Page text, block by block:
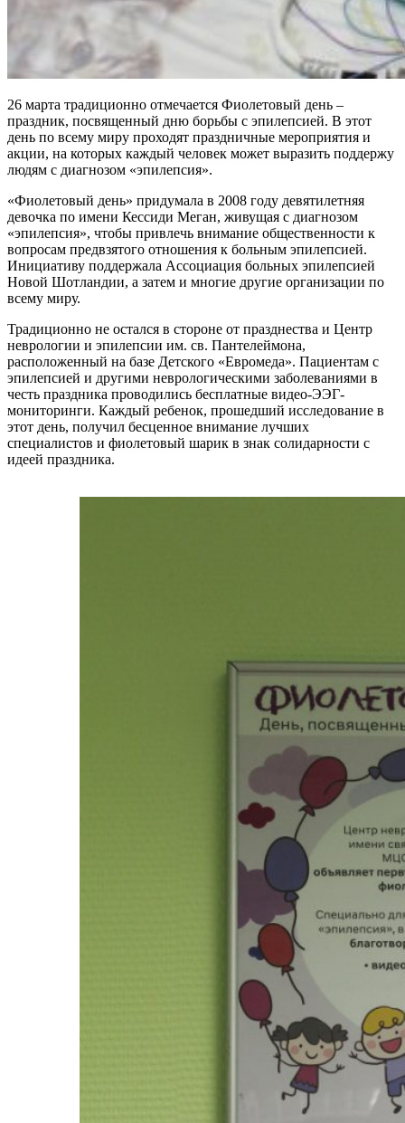
26 марта традиционно отмечается Фиолетовый день –
праздник, посвященный дню борьбы с эпилепсией. В этот
день по всему миру проходят праздничные мероприятия и
акции, на которых каждый человек может выразить поддержу
людям с диагнозом «эпилепсия».
«Фиолетовый день» придумала в 2008 году девятилетняя
девочка по имени Кессиди Меган, живущая с диагнозом
«эпилепсия», чтобы привлечь внимание общественности к
вопросам предвзятого отношения к больным эпилепсией.
Инициативу поддержала Ассоциация больных эпилепсией
Новой Шотландии, а затем и многие другие организации по
всему миру.
Традиционно не остался в стороне от празднества и Центр
неврологии и эпилепсии им. св. Пантелеймона,
расположенный на базе Детского «Евромеда». Пациентам с
эпилепсией и другими неврологическими заболеваниями в
честь праздника проводились бесплатные видео-ЭЭГ-
мониторинги. Каждый ребенок, прошедший исследование в
этот день, получил бесценное внимание лучших
специалистов и фиолетовый шарик в знак солидарности с
идеей праздника.